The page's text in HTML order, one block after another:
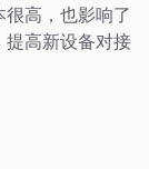
高，也影响了
提高新设备对接